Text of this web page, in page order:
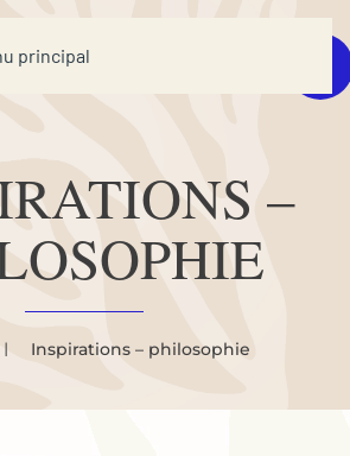
principal
–
Inspirations – philosophie